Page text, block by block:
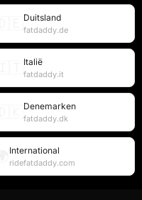
Duitsland
fatdaddy.de
Italië
fatdaddy.it
Denemarken
fatdaddy.dk
International
ridefatdaddy.com